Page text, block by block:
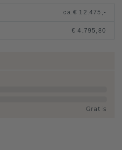
ca.€ 12.475,-
€ 4.795,80
Gratis